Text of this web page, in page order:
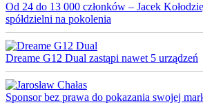
Od 24 do 13 000 członków – Jacek
spółdzielni na pokolenia
Dreame G12 Dual zastąpi nawet 5 urządzeń
Sponsor bez prawa do pokazania swojej